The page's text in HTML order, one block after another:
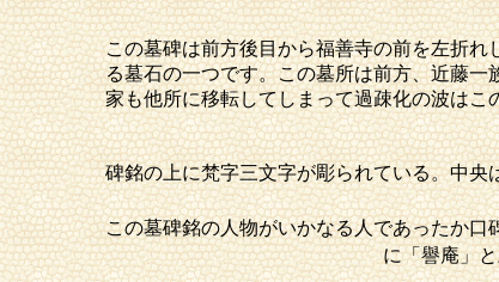
この墓碑は前方後目から福善寺の前を左折
る墓石の一つです。この墓所は前方、近藤
家も他所に移転してしまって過疎化の波は
碑銘の上に梵字三文字が彫られている。中
この墓碑銘の人物がいかなる人であったか
に「譽庵」